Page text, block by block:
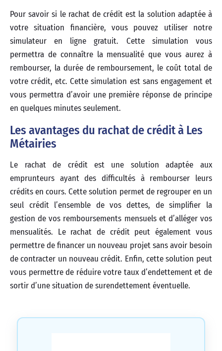
Pour savoir si le rachat de crédit est la solution adaptée à
votre situation financière, vous pouvez utiliser notre
simulateur en ligne gratuit. Cette simulation vous
permettra de connaître la mensualité que vous aurez à
rembourser, la durée de remboursement, le coût total de
votre crédit, etc. Cette simulation est sans engagement et
vous permettra d’avoir une première réponse de principe
en quelques minutes seulement.
Les avantages du rachat de crédit à Les
Métairies
Le rachat de crédit est une solution adaptée aux
emprunteurs ayant des difficultés à rembourser leurs
crédits en cours. Cette solution permet de regrouper en un
seul crédit l’ensemble de vos dettes, de simplifier la
gestion de vos remboursements mensuels et d’alléger vos
mensualités. Le rachat de crédit peut également vous
permettre de financer un nouveau projet sans avoir besoin
de contracter un nouveau crédit. Enfin, cette solution peut
vous permettre de réduire votre taux d’endettement et de
sortir d’une situation de surendettement éventuelle.